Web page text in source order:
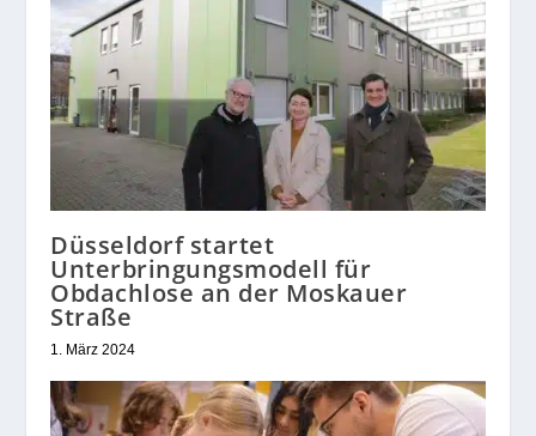
Düsseldorf startet
Unterbringungsmodell für
Obdachlose an der Moskauer
Straße
1. März 2024